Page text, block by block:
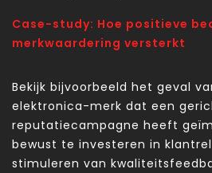
Case-study: Hoe positieve
merkwaardering versterkt
Bekijk bijvoorbeeld het geval
elektronica-merk dat een
reputatiecampagne heeft
bewust te investeren in
stimuleren van